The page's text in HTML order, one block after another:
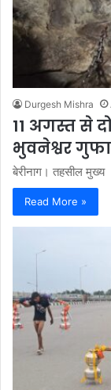
Durgesh Mishra
11 अगस्त से
भुवनेश्वर गुफा
बेरीनाग। तहसील मुख्य
Read More »